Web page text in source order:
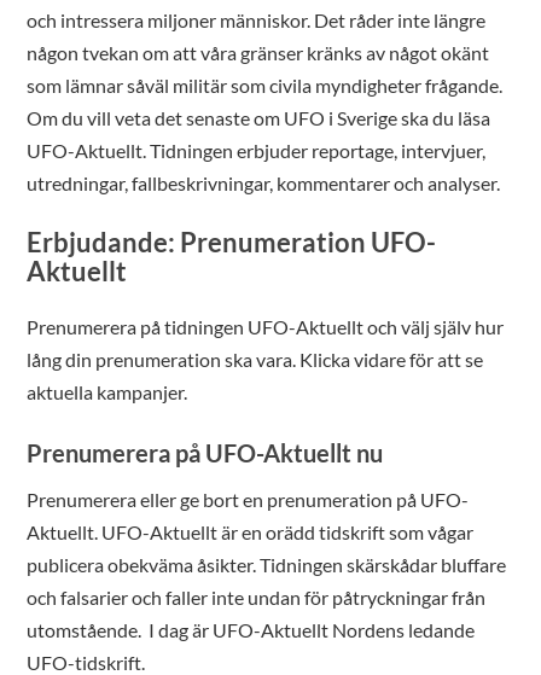
och intressera miljoner människor. Det råder inte längre
någon tvekan om att våra gränser kränks av något okänt
som lämnar såväl militär som civila myndigheter frågande.
Om du vill veta det senaste om UFO i Sverige ska du läsa
UFO-Aktuellt. Tidningen erbjuder reportage, intervjuer,
utredningar, fallbeskrivningar, kommentarer och analyser.
Erbjudande: Prenumeration UFO-
Aktuellt
Prenumerera på tidningen UFO-Aktuellt och välj själv hur
lång din prenumeration ska vara. Klicka vidare för att se
aktuella kampanjer.
Prenumerera på UFO-Aktuellt nu
Prenumerera eller ge bort en prenumeration på UFO-
Aktuellt. UFO-Aktuellt är en orädd tidskrift som vågar
publicera obekväma åsikter. Tidningen skärskådar bluffare
och falsarier och faller inte undan för påtryckningar från
utomstående. I dag är UFO-Aktuellt Nordens ledande
UFO-tidskrift.